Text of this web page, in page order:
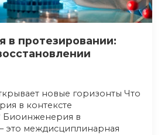
в протезировании:
новые горизонты Что
в контексте
Биоинженерия в
это междисциплинарная